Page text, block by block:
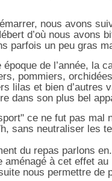
nous avons
d’où nous avons
parfois un peu gras
époque de l’année, la
pommiers,
lilas et bien d’autres
dans son plus bel
ce ne fut pas mal
sans neutraliser les
du repas parlons
aménagé à cet effet
nous permettre de